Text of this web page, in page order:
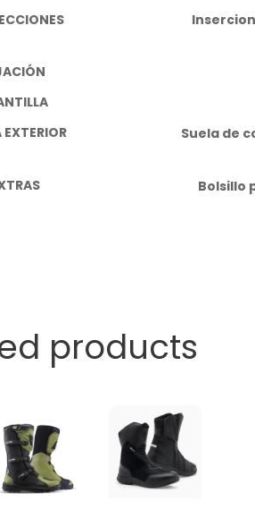
EXTERIOR
Suela de
Bolsillo
products